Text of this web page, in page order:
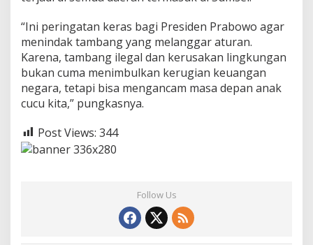
“Ini peringatan keras bagi Presiden Prabowo agar
menindak tambang yang melanggar aturan.
Karena, tambang ilegal dan kerusakan lingkungan
bukan cuma menimbulkan kerugian keuangan
negara, tetapi bisa mengancam masa depan anak
cucu kita,” pungkasnya.
Post Views: 344
Follow Us